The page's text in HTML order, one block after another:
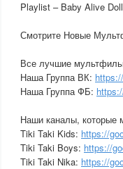
Playlist – Baby Alive
Смотрите Новые
Все лучшие
Наша Группа ВК:
Наша Группа ФБ:
Наши каналы, которые
Tiki Taki Kids: https://
Tiki Taki Boys: https://
Tiki Taki Nika: https://